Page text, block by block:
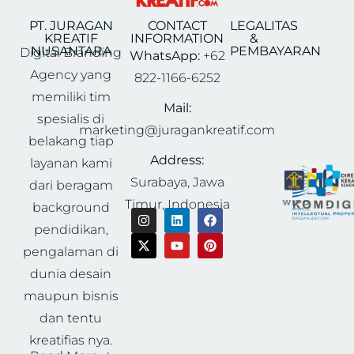
PT. JURAGAN
KREATIF
NUSANTARA
Digital Branding
Agency yang
memiliki tim
spesialis di
belakang tiap
layanan kami
dari beragam
background
pendidikan,
pengalaman di
dunia desain
maupun bisnis
dan tentu
kreatifias nya.
CONTACT
INFORMATION
WhatsApp:+62
822-1166-6252
Mail:
marketing@juragankreatif.com
Address:
Surabaya, Jawa
Timur, Indonesia
LEGALITAS
&
PEMBAYARAN